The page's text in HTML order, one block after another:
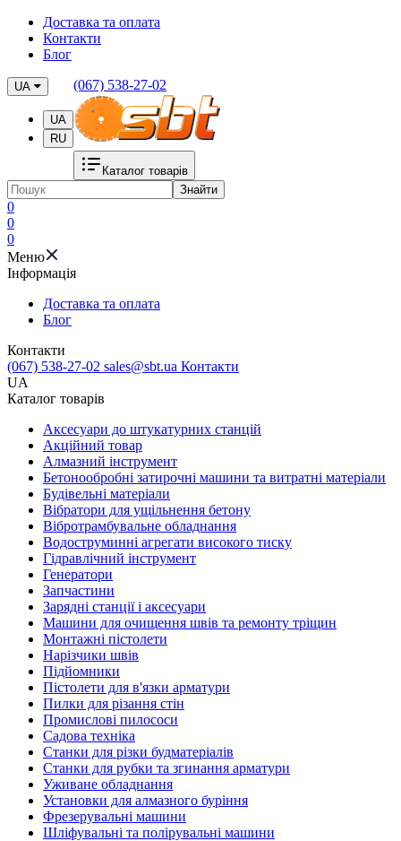
Доставка та оплата
Контакти
Блог
UA
UA
RU
(067) 538-27-02
Каталог товарів
Знайти
0
0
0
Меню
Iнформація
Доставка та оплата
Блог
Контакти
(067) 538-27-02 sales@sbt.ua Контакти
UA
Каталог товарів
Аксесуари до штукатурних станцій
Акційний товар
Алмазний інструмент
Бетонообробні затирочні машини та витратні матеріали
Будівельні матеріали
Вібратори для ущільнення бетону
Вібротрамбувальне обладнання
Водоструминні агрегати високого тиску
Гідравлічний інструмент
Генератори
Запчастини
Зарядні станції і аксесуари
Машини для очищення швів та ремонту тріщин
Монтажні пістолети
Нарізчики швів
Підйомники
Пістолети для в'язки арматури
Пилки для різання стін
Промислові пилососи
Садова техніка
Станки для різки будматеріалів
Станки для рубки та згинання арматури
Уживане обладнання
Установки для алмазного буріння
Фрезерувальні машини
Шліфувальні та полірувальні машини